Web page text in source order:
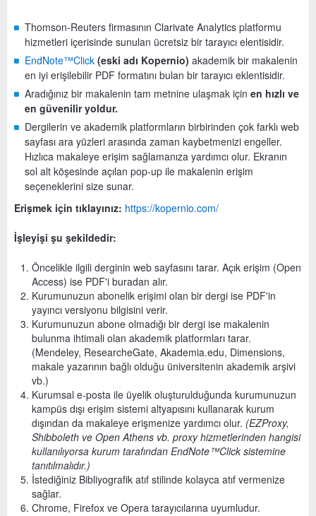
Thomson-Reuters firmasının Clarivate Analytics platformu
hizmetleri içerisinde sunulan ücretsiz bir tarayıcı elentisidir.
EndNote™Click (eski adı Kopernio) akademik bir makalenin
en iyi erişilebilir PDF formatını bulan bir tarayıcı eklentisidir.
Aradığınız bir makalenin tam metnine ulaşmak için en hızlı ve
en güvenilir yoldur.
Dergilerin ve akademik platformların birbirinden çok farklı web
sayfası ara yüzleri arasında zaman kaybetmenizi engeller.
Hızlıca makaleye erişim sağlamanıza yardımcı olur. Ekranın
sol alt köşesinde açılan pop-up ile makalenin erişim
seçeneklerini size sunar.
Erişmek için tıklayınız: https://kopernio.com/
İşleyişi şu şekildedir:
Öncelikle ilgili derginin web sayfasını tarar. Açık erişim (Open
Access) ise PDF'i buradan alır.
Kurumunuzun abonelik erişimi olan bir dergi ise PDF'in
yayıncı versiyonu bilgisini verir.
Kurumunuzun abone olmadığı bir dergi ise makalenin
bulunma ihtimali olan akademik platformları tarar.
(Mendeley, ResearcheGate, Akademia.edu, Dimensions,
makale yazarının bağlı olduğu üniversitenin akademik arşivi
vb.)
Kurumsal e-posta ile üyelik oluşturulduğunda kurumunuzun
kampüs dışı erişim sistemi altyapısını kullanarak kurum
dışından da makaleye erişmenize yardımcı olur. (EZProxy,
Shibboleth ve Open Athens vb. proxy hizmetlerinden hangisi
kullanılıyorsa kurum tarafından EndNote™Click sistemine
tanıtılmalıdır.)
İstediğiniz Bibliyografik atıf stilinde kolayca atıf vermenize
sağlar.
Chrome, Firefox ve Opera tarayıcılarına uyumludur.